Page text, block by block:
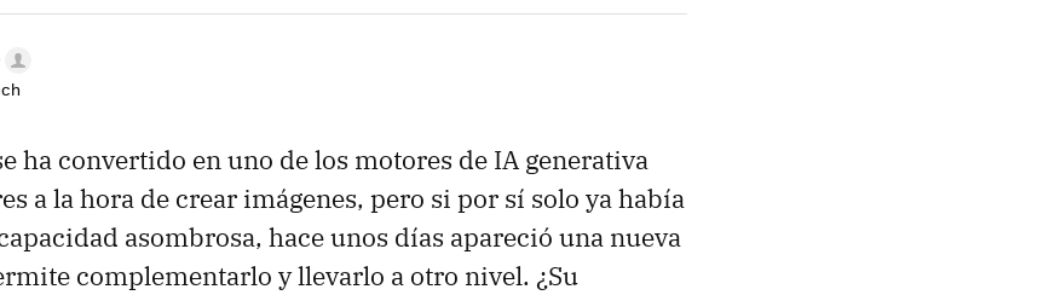
ha convertido en uno de los motores de IA generativa
a la hora de crear imágenes, pero si por sí solo ya había
asombrosa, hace unos días apareció una nueva
complementarlo y llevarlo a otro nivel. ¿Su